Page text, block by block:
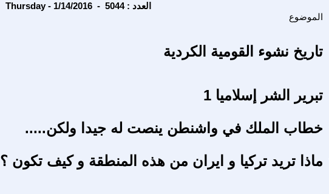
Thursday - 1/14/2016 - العدد : 5044
الموضوع
تاريخ نشوء القومية الكردية
تبرير الشر إسلاميا 1
خطاب الملك في واشنطن ينصت له جيدا ولكن.....
ماذا تريد تركيا و ايران من هذه المنطقة و كيف تكون ؟